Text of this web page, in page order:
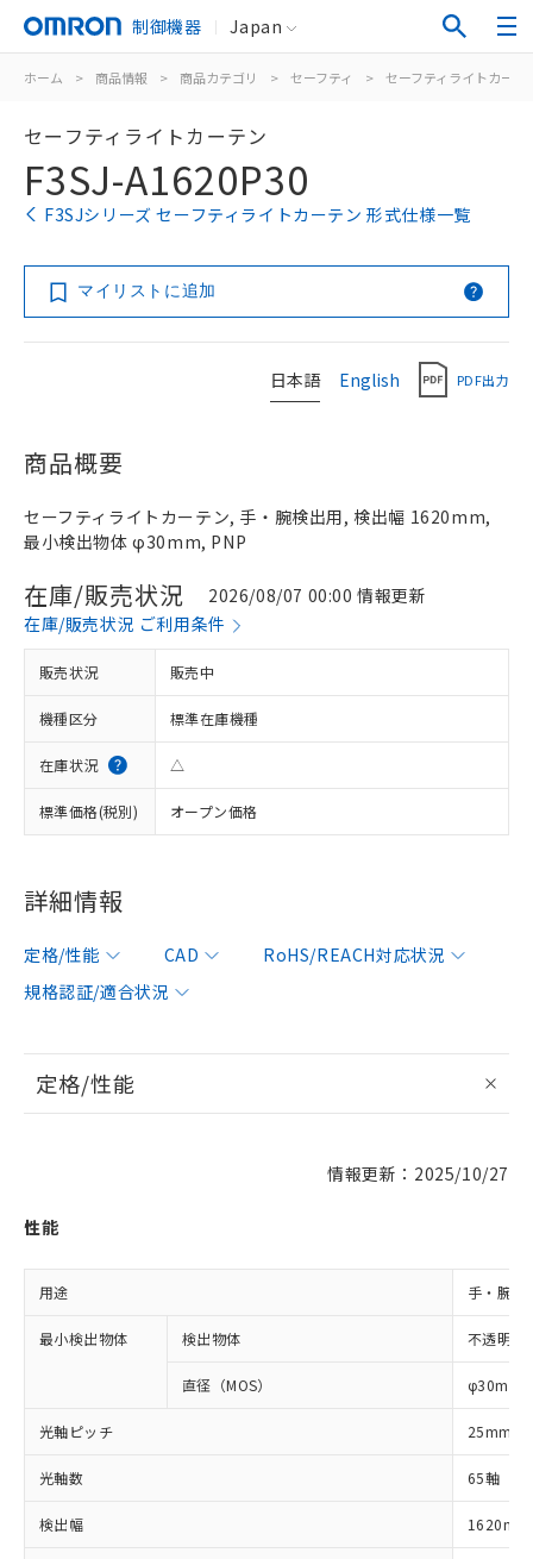
制御機器 Japan
ホーム > 商品情報 > 商品カテゴリ > セーフティ > セーフティライトカー
セーフティライトカーテン
F3SJ-A1620P30
F3SJシリーズ セーフティライトカーテン 形式仕様一覧
マイリストに追加
日本語 English PDF出力
商品概要
セーフティライトカーテン, 手・腕検出用, 検出幅 1620mm,
最小検出物体 φ30mm, PNP
在庫/販売状況
2026/08/07 00:00 情報更新
在庫/販売状況 ご利用条件
販売状況 販売中
機種区分 標準在庫機種
在庫状況 △
標準価格(税別) オープン価格
詳細情報
定格/性能 CAD
RoHS/REACH対応状況
規格認証/適合状況
定格/性能
情報更新：2025/10/27
性能
用途 手・腕検
最小検出物体 検出物体 不透明体
直径（MOS） φ30mm
光軸ピッチ 25mm
光軸数 65軸
検出幅 1620mm